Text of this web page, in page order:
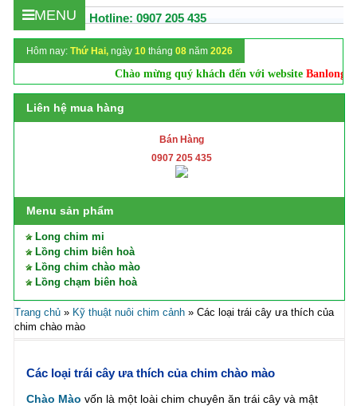
Hotline: 0907 205 435
MENU
Hôm nay: Thứ Hai, ngày 10tháng 08năm 2026
Chào mừng quý khách đến với website
Liên hệ mua hàng
Bán Hàng
0907 205 435
Menu sản phẩm
Long chim mi
Lồng chim biên hoà
Lồng chim chào mào
Lồng chạm biên hoà
Trang chủ» Kỹ thuật nuôi chim cảnh» Các loại trái cây ưa thích của
chim chào mào
Các loại trái cây ưa thích của chim chào mào
Chào Mào vốn là một loài chim chuyên ăn trái cây và mật